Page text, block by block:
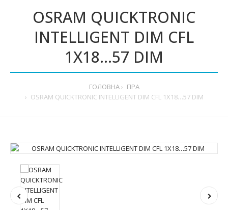
OSRAM QUICKTRONIC
INTELLIGENT DIM CFL
1X18…57 DIM
ГОЛОВНА
ПРА
OSRAM QUICKTRONIC INTELLIGENT DIM CFL 1X18…57 DIM